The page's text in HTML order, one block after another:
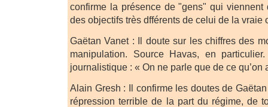
confirme la présence de "gens" qui viennent
des objectifs très dfférents de celui de la vraie
Gaëtan Vanet : Il doute sur les chiffres des
manipulation. Source Havas, en
journalistique : « On ne parle que de ce qu’on
Alain Gresh : Il confirme les doutes de
répression terrible de la part du régime, de